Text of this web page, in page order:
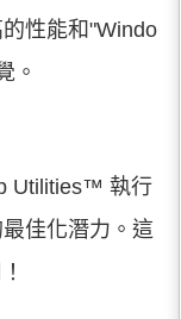
性能和"Windo
。
Utilities™ 執行
佳化潛力。這